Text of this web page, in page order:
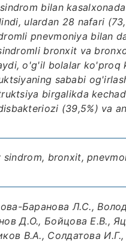
bilan
ulardan 28 nafari
pnevmoniya bilan
bronxit va
o'g'il bolalar ko'proq
sababi
birgalikda
(39,5%) va
bronxit,
Баранова Л.С.,
Д.О., Бойцова Е.В.,
В.А., Солдатова